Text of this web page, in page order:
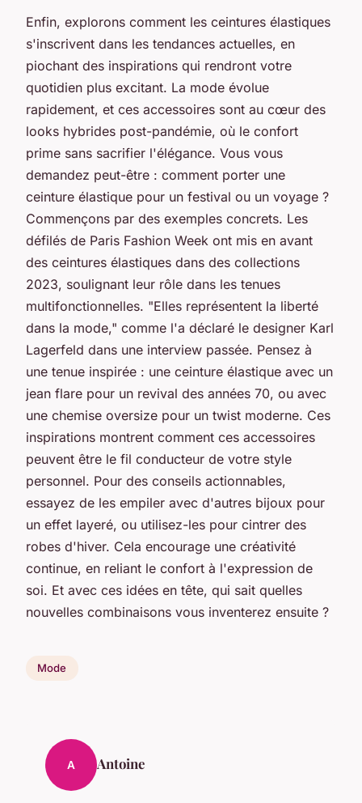
Enfin, explorons comment les ceintures élastiques
s'inscrivent dans les tendances actuelles, en
piochant des inspirations qui rendront votre
quotidien plus excitant. La mode évolue
rapidement, et ces accessoires sont au cœur des
looks hybrides post-pandémie, où le confort
prime sans sacrifier l'élégance. Vous vous
demandez peut-être : comment porter une
ceinture élastique pour un festival ou un voyage ?
Commençons par des exemples concrets. Les
défilés de Paris Fashion Week ont mis en avant
des ceintures élastiques dans des collections
2023, soulignant leur rôle dans les tenues
multifonctionnelles. "Elles représentent la liberté
dans la mode," comme l'a déclaré le designer Karl
Lagerfeld dans une interview passée. Pensez à
une tenue inspirée : une ceinture élastique avec un
jean flare pour un revival des années 70, ou avec
une chemise oversize pour un twist moderne. Ces
inspirations montrent comment ces accessoires
peuvent être le fil conducteur de votre style
personnel. Pour des conseils actionnables,
essayez de les empiler avec d'autres bijoux pour
un effet layeré, ou utilisez-les pour cintrer des
robes d'hiver. Cela encourage une créativité
continue, en reliant le confort à l'expression de
soi. Et avec ces idées en tête, qui sait quelles
nouvelles combinaisons vous inventerez ensuite ?
Mode
A Antoine